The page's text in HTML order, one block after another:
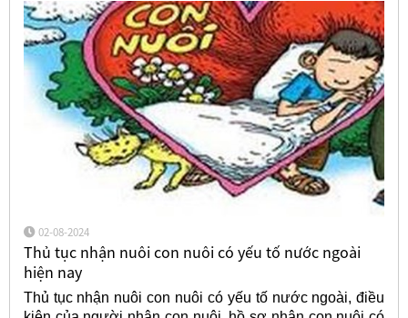
02-08-2024
Thủ tục nhận nuôi con nuôi có yếu tố nước ngoài
hiện nay
Thủ tục nhận nuôi con nuôi có yếu tố nước ngoài, điều